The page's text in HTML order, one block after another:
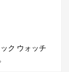
ク ウォッチ